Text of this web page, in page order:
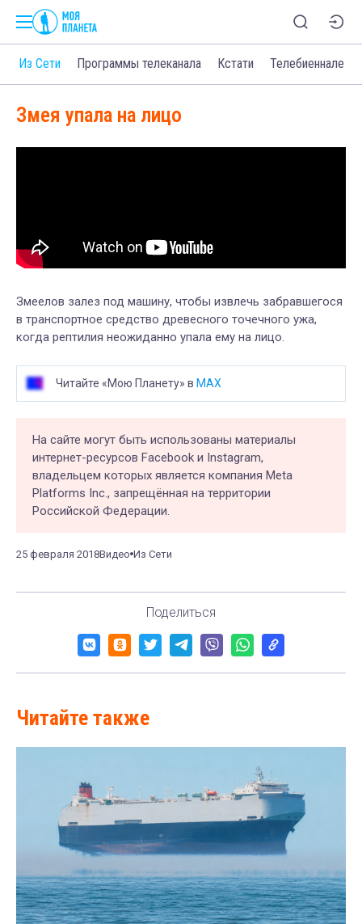
Из Сети Программы телеканала Кстати Телебиеннале
Змея упала на лицо
Змеелов залез под машину, чтобы извлечь забравшегося
в транспортное средство древесного точечного ужа,
когда рептилия неожиданно упала ему на лицо.
Читайте «Мою Планету» в MAX
На сайте могут быть использованы материалы
интернет-ресурсов Facebook и Instagram,
владельцем которых является компания Meta
Platforms Inc., запрещённая на территории
Российской Федерации.
25 февраля 2018Видео Из Сети
Поделиться
Читайте также